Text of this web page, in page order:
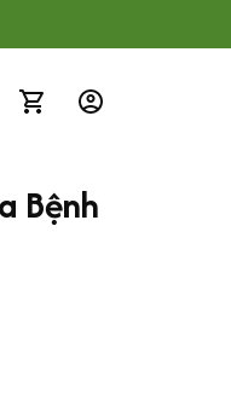
Bệnh